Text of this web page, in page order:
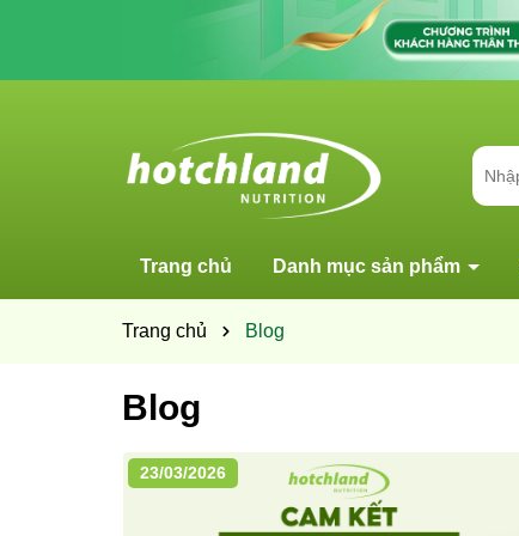
Trang chủ Danh mục sản phẩm
Trang chủ Blog
Blog
23/03/2026